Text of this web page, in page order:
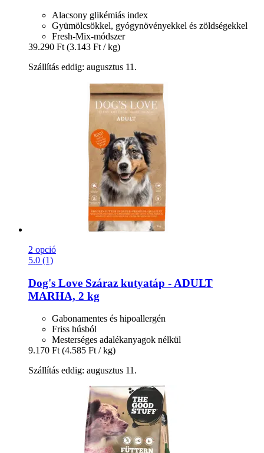
Alacsony glikémiás index
Gyümölcsökkel, gyógynövényekkel és zöldségekkel
Fresh-Mix-módszer
39.290 Ft (3.143 Ft / kg)
Szállítás eddig: augusztus 11.
2 opció
5.0 (1)
Dog's Love Száraz kutyatáp -​ ADULT
MARHA, 2 kg
Gabonamentes és hipoallergén
Friss húsból
Mesterséges adalékanyagok nélkül
9.170 Ft (4.585 Ft / kg)
Szállítás eddig: augusztus 11.